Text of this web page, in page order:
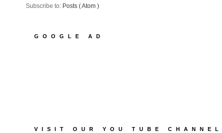
Subscribe to: Posts ( Atom )
GOOGLE AD
VISIT OUR YOU TUBE CHANNEL